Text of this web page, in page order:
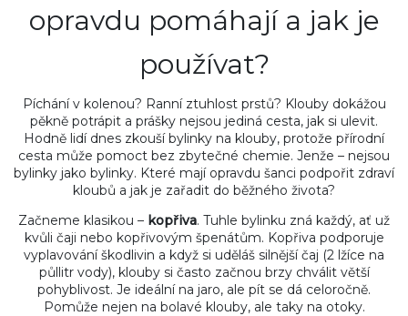
opravdu pomáhají a jak je
používat?
Píchání v kolenou? Ranní ztuhlost prstů? Klouby dokážou
pěkně potrápit a prášky nejsou jediná cesta, jak si ulevit.
Hodně lidí dnes zkouší bylinky na klouby, protože přírodní
cesta může pomoct bez zbytečné chemie. Jenže – nejsou
bylinky jako bylinky. Které mají opravdu šanci podpořit zdraví
kloubů a jak je zařadit do běžného života?
Začneme klasikou – kopřiva. Tuhle bylinku zná každý, ať už
kvůli čaji nebo kopřivovým špenátům. Kopřiva podporuje
vyplavování škodlivin a když si uděláš silnější čaj (2 lžíce na
půllitr vody), klouby si často začnou brzy chválit větší
pohyblivost. Je ideální na jaro, ale pít se dá celoročně.
Pomůže nejen na bolavé klouby, ale taky na otoky.